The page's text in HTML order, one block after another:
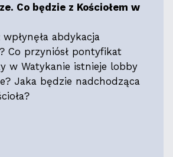
Co będzie z Kościołem w
abdykacja
Co przyniósł pontyfikat
w Watykanie istnieje lobby
Jaka będzie nadchodząca